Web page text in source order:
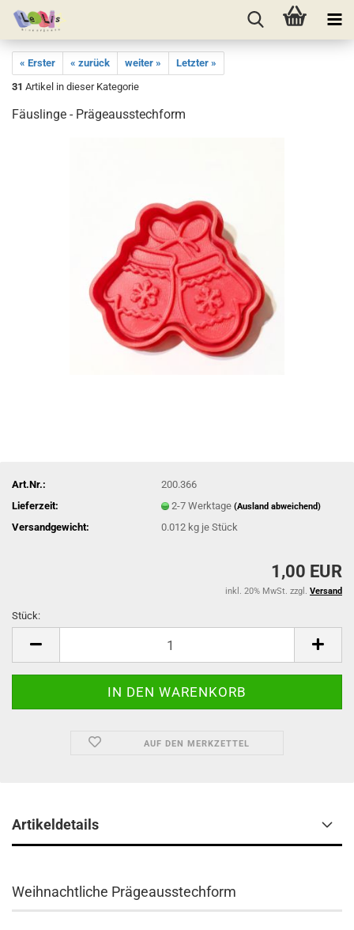
« Erster « zurück weiter »
Letzter »
31 Artikel in dieser Kategorie
Fäuslinge - Prägeausstechform
Art.Nr.:
200.366
Lieferzeit:
2-7 Werktage(Ausland abweichend)
Versandgewicht: 0.012 kg je Stück
1,00 EUR
inkl. 20% MwSt. zzgl. Versand
Stück:
AUF DEN MERKZETTEL
Artikeldetails
Weihnachtliche Prägeausstechform